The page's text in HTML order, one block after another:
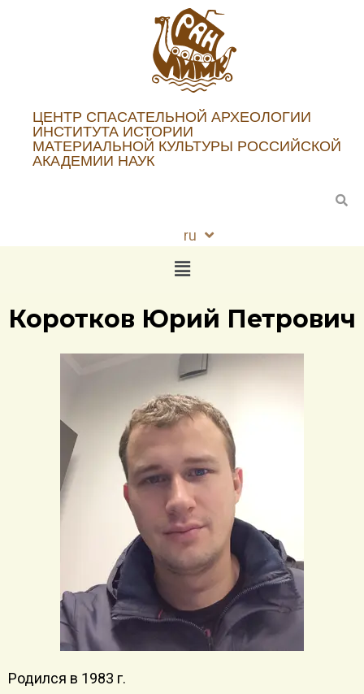
ЦЕНТР СПАСАТЕЛЬНОЙ АРХЕОЛОГИИ
ИНСТИТУТА ИСТОРИИ
МАТЕРИАЛЬНОЙ КУЛЬТУРЫ РОССИЙСКОЙ
АКАДЕМИИ НАУК
ru
en
Коротков Юрий Петрович
Родился в 1983 г.